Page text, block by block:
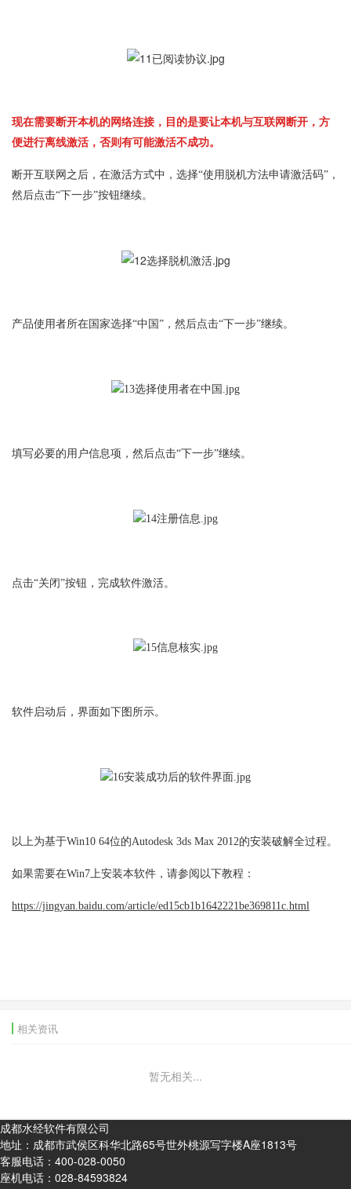
现在需要断开本机的网络连接，目的是要让本机与互联网断开，方
便进行离线激活，否则有可能激活不成功。
断开互联网之后，在激活方式中，选择“使用脱机方法申请激活码”，
然后点击“下一步”按钮继续。
产品使用者所在国家选择“中国”，然后点击“下一步”继续。
填写必要的用户信息项，然后点击“下一步”继续。
点击“关闭”按钮，完成软件激活。
软件启动后，界面如下图所示。
以上为基于Win10 64位的Autodesk 3ds Max 2012的安装破解全过程。
如果需要在Win7上安装本软件，请参阅以下教程：
https://jingyan.baidu.com/article/ed15cb1b1642221be369811c.html
相关资讯
暂无相关...
成都水经软件有限公司
地址：成都市武侯区科华北路65号世外桃源写字楼A座1813号
客服电话： 400-028-0050
座机电话： 028-84593824